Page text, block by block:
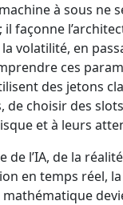
à sous ne
façonne
la volatilité, en
ces
des jetons
de choisir des
et à leurs
de l’IA, de la
en temps réel,